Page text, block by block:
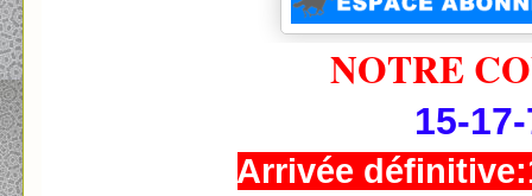
NOTRE
15-
Arrivée